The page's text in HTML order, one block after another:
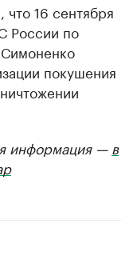
16 сентября
России по
покушения
информация — в